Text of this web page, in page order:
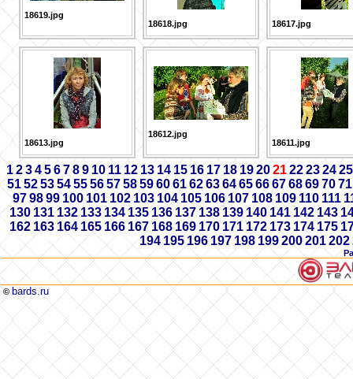
18619.jpg
18618.jpg
18617.jpg
18613.jpg
18612.jpg
18611.jpg
1 2 3 4 5 6 7 8 9 10 11 12 13 1415 16 17 18 19 20 21 22 23 24 25
51 52 53 54 55 56 57 58 59 60 61 62 63 64 65 66 67 68 6970 71
97 98 99 100 101 102 103 104 105 106 107 108 109 110 111
130 131 132133 134 135 136 137 138 139 140 141 142 143
162 163 164 165 166 167 168 169 170 171 172 173 174 175
194 195 196 197 198 199200201202
© bards.ru